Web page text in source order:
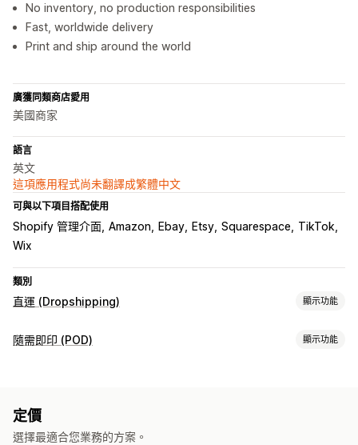
No inventory, no production responsibilities
Fast, worldwide delivery
Print and ship around the world
廣獲同類商店愛用
美國商家
語言
英文
這項應用程式尚未翻譯成繁體中文
可與以下項目搭配使用
Shopify 管理介面 Amazon Ebay Etsy Squarespace
TikTok
Wix
類別
直運 (Dropshipping) 顯示功能
可銷售商品
採購地點
加拿大
德國 拉脫維亞
隨需即印 (POD) 顯示功能
定價
選擇最適合您業務的方案。